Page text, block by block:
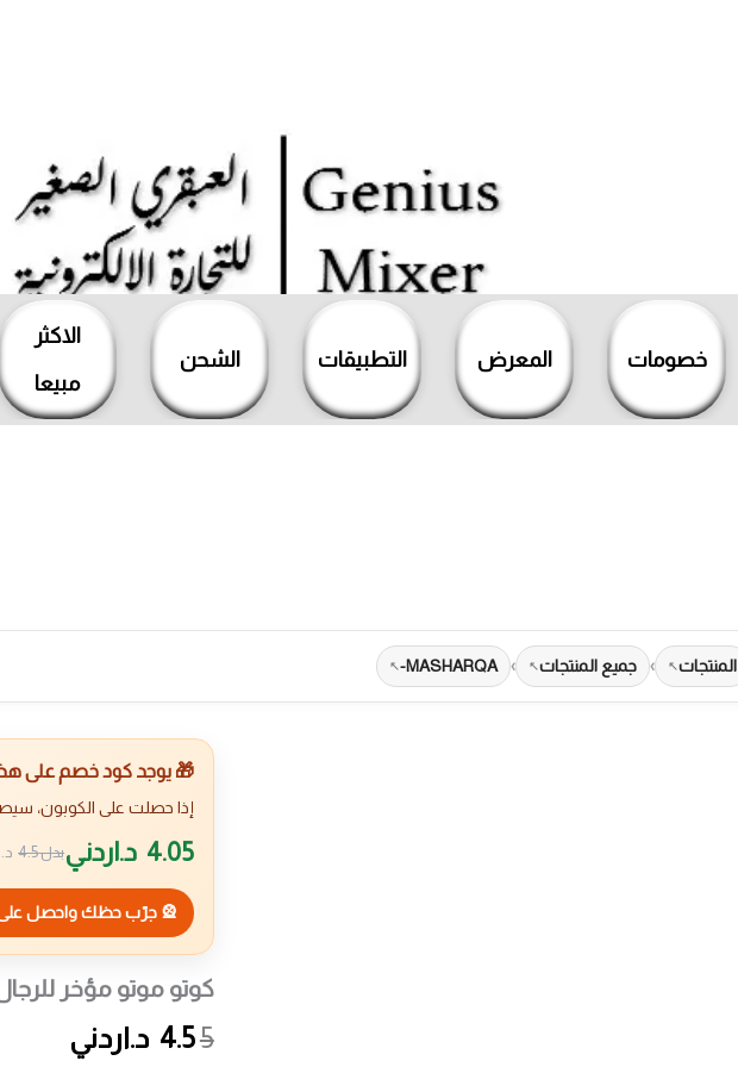
خصومات المعرض التطبيقات الشحن
الاكثر
مبيعا
المنتجات › جميع المنتجات ›
MASHARQA-
🎁 يوجد كود خصم على هذا
إذا حصلت على الكوبون،
4.05 د.اردنيبدل4.5
🎡 جرّب حظك واحصل على
كوتو موتو مؤخر
5السعر
4.5 السعر
د.اردني